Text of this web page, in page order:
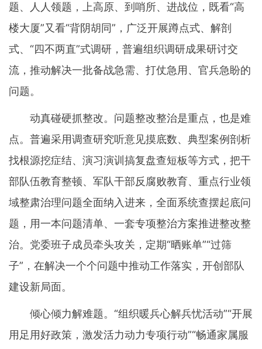
题、人人领题，上高原、到哨所、进战位，既看“高
楼大厦”又看“背阴胡同”，广泛开展蹲点式、解剖
式、“四不两直”式调研，普遍组织调研成果研讨交
流，推动解决一批备战急需、打仗急用、官兵急盼的
问题。
动真碰硬抓整改。问题整改整治是重点，也是难
点。普遍采用调查研究听意见摸底数、典型案例剖析
找根源挖症结、演习演训搞复盘查短板等方式，把干
部队伍教育整顿、军队干部反腐败教育、重点行业领
域整肃治理问题全面纳入进来，全面系统查摆起底问
题，用一本问题清单、一套专项整治方案推进整改整
治。党委班子成员牵头攻关，定期“晒账单”“过筛
子”，在解决一个个问题中推动工作落实，开创部队
建设新局面。
倾心倾力解难题。“组织暖兵心解兵忧活动”“开展
用足用好政策，激发活力动力专项行动”“畅通家属服